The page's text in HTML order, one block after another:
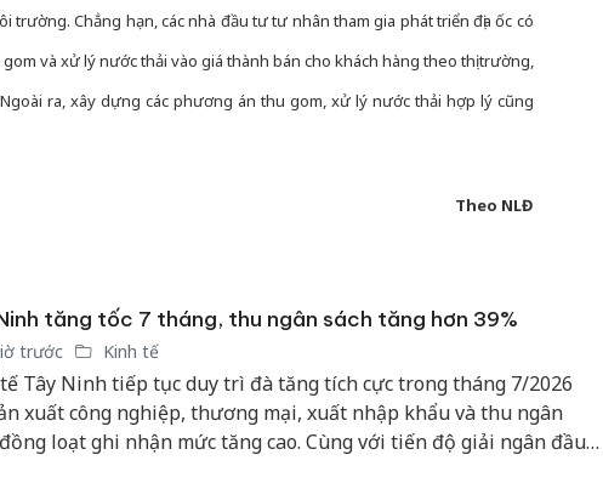
trường. Chẳng hạn, các nhà đầu tư tư nhân tham gia phát triển địa ốc có
và xử lý nước thải vào giá thành bán cho khách hàng theo thị trường,
ra, xây dựng các phương án thu gom, xử lý nước thải hợp lý cũng
Theo NLĐ
tăng tốc 7 tháng, thu ngân sách tăng hơn 39%
trước Kinh tế
Tây Ninh tiếp tục duy trì đà tăng tích cực trong tháng 7/2026
xuất công nghiệp, thương mại, xuất nhập khẩu và thu ngân
loạt ghi nhận mức tăng cao. Cùng với tiến độ giải ngân đầu